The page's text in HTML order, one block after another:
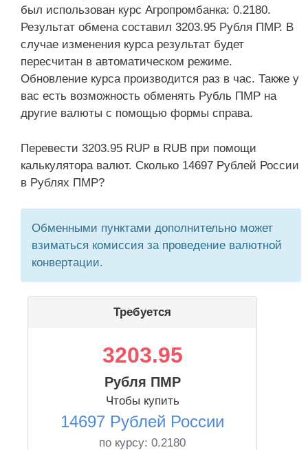
был использован курс Агропромбанка: 0.2180.
Результат обмена составил 3203.95 Рубля ПМР. В
случае изменения курса результат будет
пересчитан в автоматическом режиме.
Обновление курса производится раз в час. Также у
вас есть возможность обменять Рубль ПМР на
другие валюты с помощью формы справа.
Перевести 3203.95 RUP в RUB при помощи
калькулятора валют. Сколько 14697 Рублей России
в Рублях ПМР?
Обменными пунктами дополнительно может
взиматься комиссия за проведение валютной
конвертации.
Требуется
3203.95
Рубля ПМР
Чтобы купить
14697 Рублей России
по курсу: 0.2180